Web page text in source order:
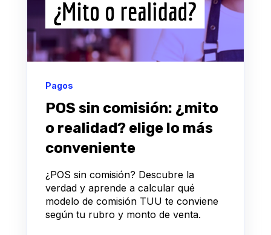
Pagos
POS sin comisión: ¿mito
o realidad? elige lo más
conveniente
¿POS sin comisión? Descubre la
verdad y aprende a calcular qué
modelo de comisión TUU te conviene
según tu rubro y monto de venta.